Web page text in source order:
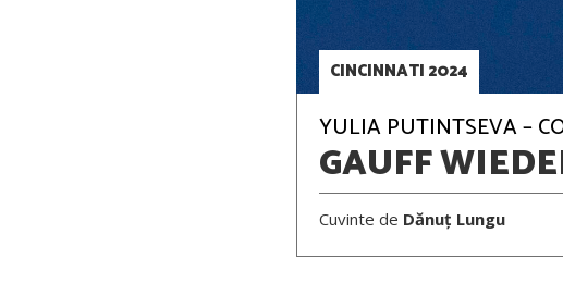
CINCINNATI 2024
YULIA PUTINTSEVA –
GAUFF
Cuvinte de Dănuț Lungu